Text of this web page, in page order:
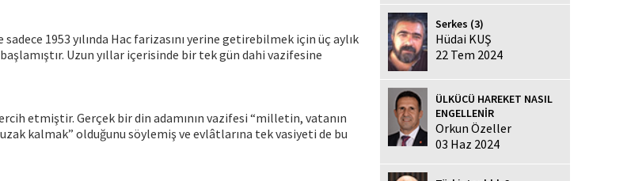
1953 yılında Hac farizasını yerine getirebilmek için üç aylık
Uzun yıllar içerisinde bir tek gün dahi vazifesine
etmiştir. Gerçek bir din adamının vazifesi “milletin, vatanın
kalmak” olduğunu söylemiş ve evlâtlarına tek vasiyeti de bu
Serkes (3)
Hüdai KUŞ
22 Tem 2024
ÜLKÜCÜ HAREKET NASIL
ENGELLENİR
Orkun Özeller
03 Haz 2024